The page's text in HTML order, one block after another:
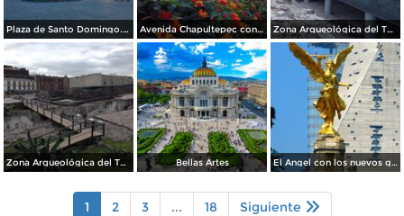
Plaza de Santo Domingo. Julio/208 Avenida Chapultepec con el acueducto. Julio/2018 Zona Arqueológica del Templo Mayor. Junio/2018
Zona Arqueológica del Templo Mayor. Junio/2018 Bellas Artes El Angel con los nuevos guardianes de reforma.
1 2 3 ... 18 Siguiente